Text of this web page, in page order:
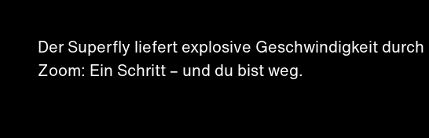
Der Superfly liefert explosive Geschwindigkeit
Zoom: Ein Schritt – und du bist weg.